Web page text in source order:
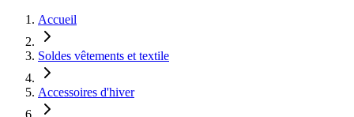
Accueil
Soldes vêtements et textile
Accessoires d'hiver